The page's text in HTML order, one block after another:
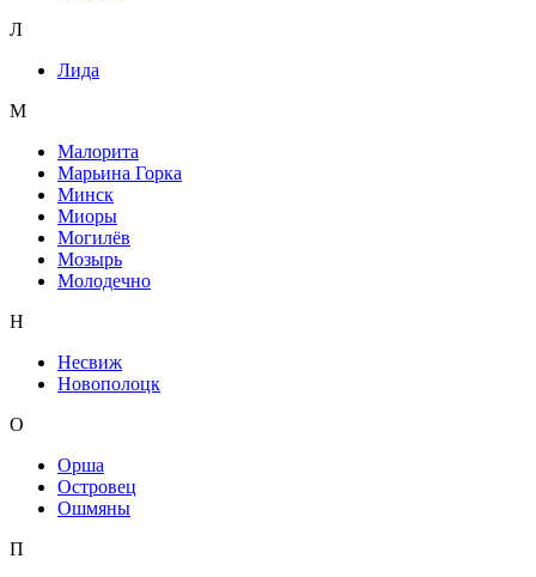
Л
Лида
М
Малорита
Марьина Горка
Минск
Миоры
Могилёв
Мозырь
Молодечно
Н
Несвиж
Новополоцк
О
Орша
Островец
Ошмяны
П